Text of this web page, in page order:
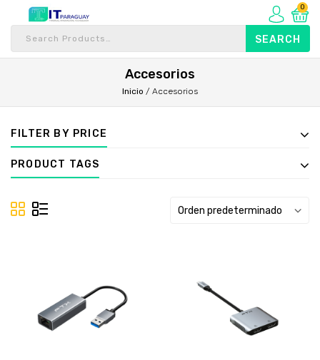
0
Accesorios
Inicio / Accesorios
FILTER BY PRICE
PRODUCT TAGS
Orden predeterminado